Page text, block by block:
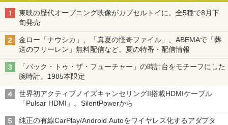
東映の歴代オープニング映像がカプセルトイに。全5種で8月下
旬発売
金ロー「ナウシカ」、「真夏の怪奇ファイル」、ABEMAで「葬
送のフリーレン」無料配信など。夏の特番・配信情報
「バック・トゥ・ザ・フューチャー」の時計台をモチーフにした
腕時計。1985本限定
世界初アクティブノイズキャンセリングII搭載HDMIケーブル
「Pulsar HDMI」。SilentPowerから
純正の有線CarPlay/Android Autoをワイヤレス化するアダプタ